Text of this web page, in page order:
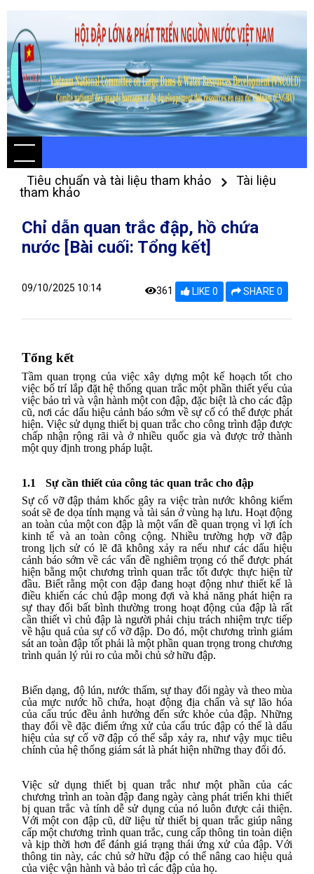
Tiêu chuẩn và tài liệu tham khảo
Tài liệu
tham khảo
Chỉ dẫn quan trắc đập, hồ chứa
nước [Bài cuối: Tổng kết]
09/10/2025 10:14 361 LIKE 0 SHARE 0
Tổng kết
Tầm quan trọng của việc xây dựng một kế hoạch tốt cho
việc bố trí lắp đặt hệ thống quan trắc một phần thiết yếu của
việc bảo trì và vận hành một con đập, đặc biệt là cho các đập
cũ, nơi các dấu hiệu cảnh báo sớm về sự cố có thể được phát
hiện. Việc sử dụng thiết bị quan trắc cho công trình đập được
chấp nhận rộng rãi và ở nhiều quốc gia và được trở thành
một quy định trong pháp luật.
1.1
Sự cần thiết của công tác quan trắc cho đập
Sự cố vỡ đập thảm khốc gây ra việc tràn nước không kiểm
soát sẽ đe dọa tính mạng và tài sản ở vùng hạ lưu. Hoạt động
an toàn của một con đập là một vấn đề quan trọng vì lợi ích
kinh tế và an toàn công cộng. Nhiều trường hợp vỡ đập
trong lịch sử có lẽ đã không xảy ra nếu như các dấu hiệu
cảnh báo sớm về các vấn đề nghiêm trọng có thể được phát
hiện bằng một chương trình quan trắc tốt được thực hiện từ
đầu. Biết rằng một con đập đang hoạt động như thiết kế là
điều khiến các chủ đập mong đợi và khả năng phát hiện ra
sự thay đổi bất bình thường trong hoạt động của đập là rất
cần thiết vì chủ đập là người phải chịu trách nhiệm trực tiếp
về hậu quả của sự cố vỡ đập. Do đó, một chương trình giám
sát an toàn đập tốt phải là một phần quan trọng trong chương
trình quản lý rủi ro của mỗi chủ sở hữu đập.
Biến dạng, độ lún, nước thấm, sự thay đổi ngày và theo mùa
của mực nước hồ chứa, hoạt động địa chấn và sự lão hóa
của cấu trúc đều ảnh hưởng đến sức khỏe của đập. Những
thay đổi về đặc điểm ứng xử của cấu trúc đập có thể là dấu
hiệu của sự cố vỡ đập có thể sắp xảy ra, như vậy mục tiêu
chính của hệ thống giám sát là phát hiện những thay đổi đó.
Việc sử dụng thiết bị quan trắc như một phần của các
chương trình an toàn đập đang ngày càng phát triển khi thiết
bị quan trắc và tính dễ sử dụng của nó luôn được cải thiện.
Với một con đập cũ, dữ liệu từ thiết bị quan trắc giúp nâng
cấp một chương trình quan trắc, cung cấp thông tin toàn diện
và kịp thời hơn để đánh giá trạng thái ứng xử của đập. Với
thông tin này, các chủ sở hữu đập có thể nâng cao hiệu quả
của việc vận hành và bảo trì các đập của họ.